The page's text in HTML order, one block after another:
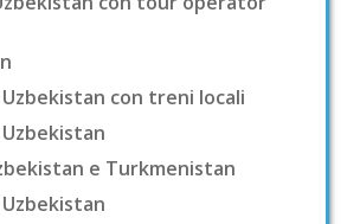
con treni locali
e Turkmenistan